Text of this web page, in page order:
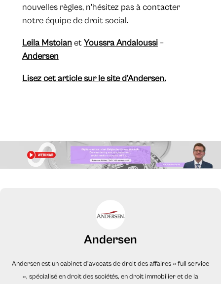
nouvelles règles, n'hésitez pas à contacter
notre équipe de droit social.
Leila Mstoian etYoussra Andaloussi–
Andersen
Lisez cet article sur le site d’Andersen.
Andersen
Andersen est un cabinet d’avocats de droit des affaires « full service
», spécialisé en droit des sociétés, en droit immobilier et de la